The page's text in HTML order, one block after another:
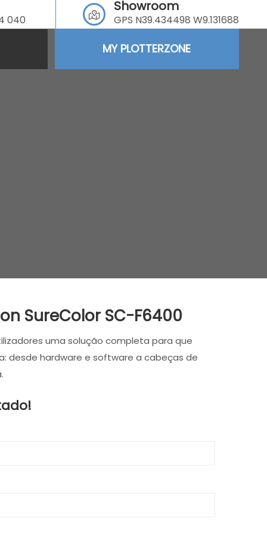
040
Showroom
GPS N39.434498 W9.131688
MY PLOTTERZONE
SureColor SC-F6400
uma solução completa para que
desde hardware e software a cabeças de